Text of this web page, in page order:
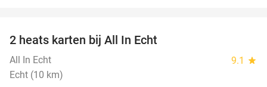
2 heats karten bij All In Echt
All In Echt 9.1 star
Echt (10 km)